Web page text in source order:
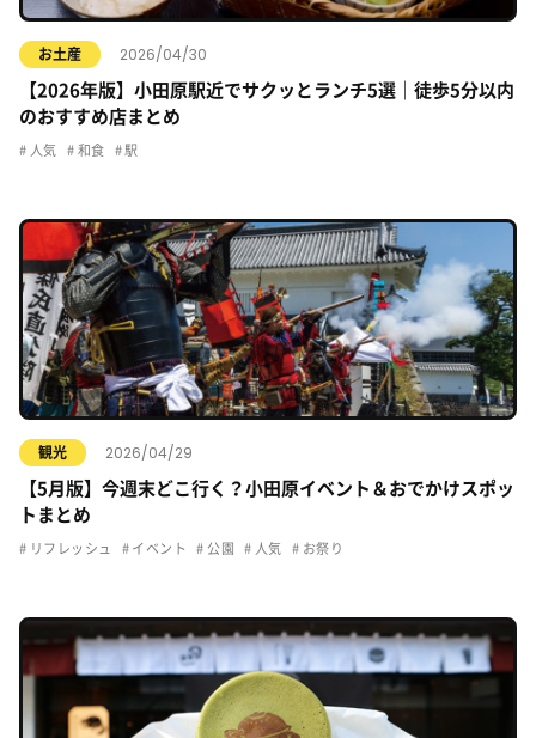
お土産 2026/04/30
【2026年版】小田原駅近でサクッとランチ5選｜徒歩5分以内
のおすすめ店まとめ
人気 和食 駅
観光 2026/04/29
【5月版】今週末どこ行く？小田原イベント＆おでかけスポッ
トまとめ
リフレッシュ イベント 公園 人気 お祭り